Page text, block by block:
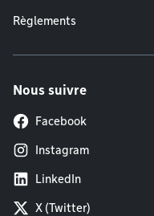
Règlements
Nous suivre
Facebook
Instagram
LinkedIn
X (Twitter)